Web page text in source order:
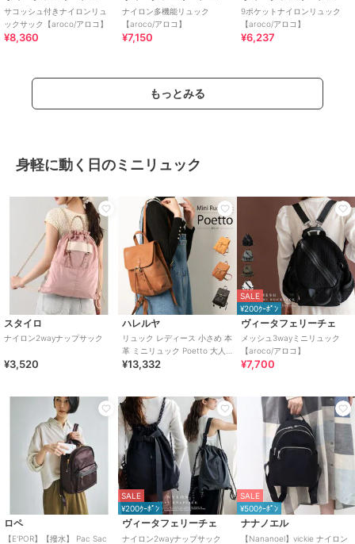
サコッシュ付きナイロンリュ
ックサック【aroco/アロコ】
¥8,360
ナイロン多機能リュック
【aroco/アロコ】
¥7,150
9ポケットナイロンリュック
【aroco/アロコ】
¥6,237
もっとみる
身軽に動く日のミニリュック
スタイロ
ナイロン2wayナップサック
¥3,520
ハレルヤ
リュック レディース 小さめ 本
革 ミニリュック Poetto 大人
バッグ シンプル ミニ
¥13,332
SALE
¥200ｸｰﾎﾟﾝ
ヴィータフェリーチェ
メッシュ3wayミニリュック
【aroco/アロコ】
¥7,700
ロペ
【E'POR】【撥水】 Pac Sac
SALE
¥200ｸｰﾎﾟﾝ
ヴィータフェリーチェ
ナイロン2wayナップサック
SALE
¥500ｸｰﾎﾟﾝ
ナナノエル
【Nananoel】vickie ナイロン